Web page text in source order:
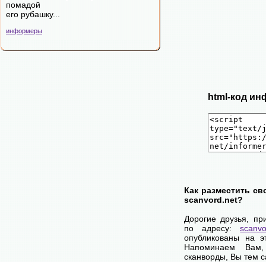
помадой
его рубашку...
информеры
html-код
Как разместить
scanvord.net?
Дорогие друзья,
по адресу:
опубликованы на
Напоминаем
сканворды, Вы тем